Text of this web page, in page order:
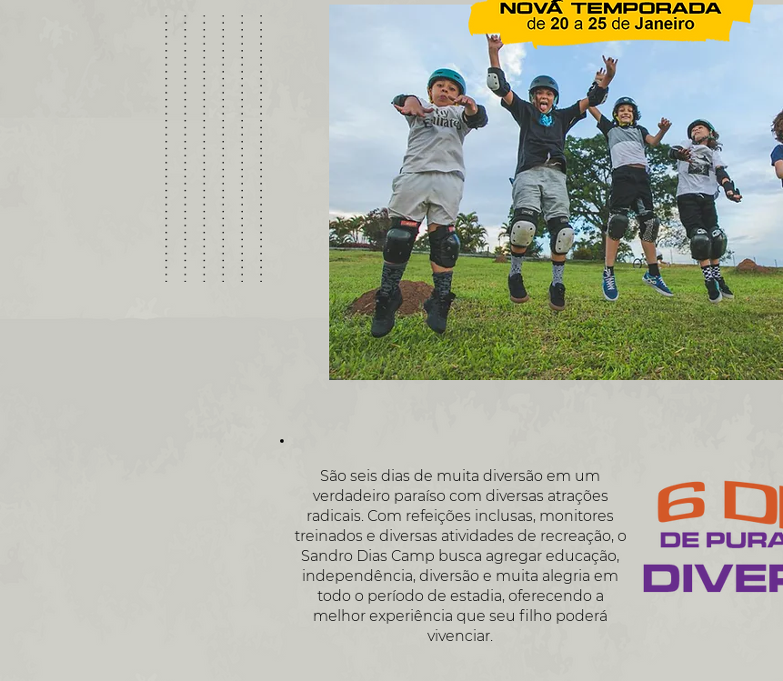
São seis dias de muita diversão em um
verdadeiro paraíso com diversas atrações
radicais. Com refeições inclusas, monitores
treinados e diversas atividades de recreação, o
Sandro Dias Camp busca agregar educação,
independência, diversão e muita alegria em
todo o período de estadia, oferecendo a
melhor experiência que seu filho poderá
vivenciar.